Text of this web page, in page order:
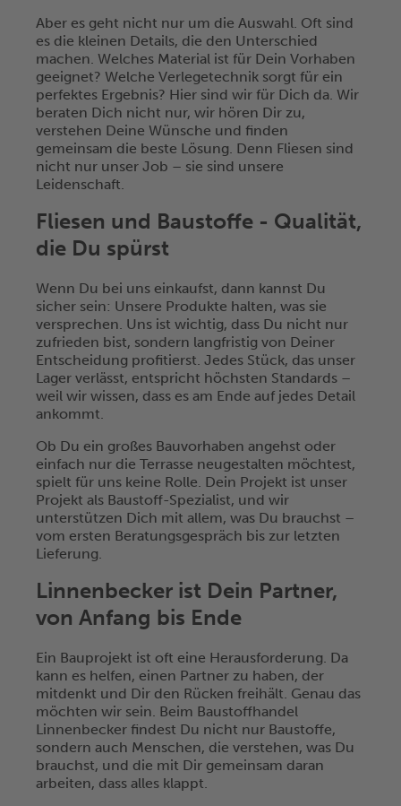
Aber es geht nicht nur um die Auswahl. Oft sind
es die kleinen Details, die den Unterschied
machen. Welches Material ist für Dein Vorhaben
geeignet? Welche Verlegetechnik sorgt für ein
perfektes Ergebnis? Hier sind wir für Dich da. Wir
beraten Dich nicht nur, wir hören Dir zu,
verstehen Deine Wünsche und finden
gemeinsam die beste Lösung. Denn Fliesen sind
nicht nur unser Job – sie sind unsere
Leidenschaft.
Fliesen und Baustoffe - Qualität,
die Du spürst
Wenn Du bei uns einkaufst, dann kannst Du
sicher sein: Unsere Produkte halten, was sie
versprechen. Uns ist wichtig, dass Du nicht nur
zufrieden bist, sondern langfristig von Deiner
Entscheidung profitierst. Jedes Stück, das unser
Lager verlässt, entspricht höchsten Standards –
weil wir wissen, dass es am Ende auf jedes Detail
ankommt.
Ob Du ein großes Bauvorhaben angehst oder
einfach nur die Terrasse neugestalten möchtest,
spielt für uns keine Rolle. Dein Projekt ist unser
Projekt als Baustoff-Spezialist, und wir
unterstützen Dich mit allem, was Du brauchst –
vom ersten Beratungsgespräch bis zur letzten
Lieferung.
Linnenbecker ist Dein Partner,
von Anfang bis Ende
Ein Bauprojekt ist oft eine Herausforderung. Da
kann es helfen, einen Partner zu haben, der
mitdenkt und Dir den Rücken freihält. Genau das
möchten wir sein. Beim Baustoffhandel
Linnenbecker findest Du nicht nur Baustoffe,
sondern auch Menschen, die verstehen, was Du
brauchst, und die mit Dir gemeinsam daran
arbeiten, dass alles klappt.